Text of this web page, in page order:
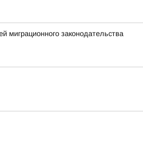
законодательства